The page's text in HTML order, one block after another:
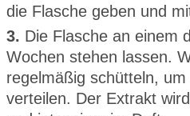
die Flasche geben und
3. Die Flasche an einem
Wochen stehen lassen.
regelmäßig schütteln,
verteilen. Der Extrakt